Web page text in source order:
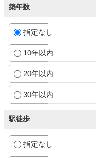
築年数
指定なし
10年以内
20年以内
30年以内
駅徒歩
指定なし